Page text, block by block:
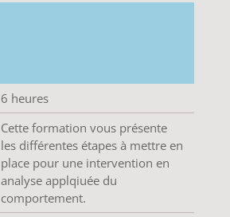
6 heures
Cette formation vous présente
les différentes étapes à mettre en
place pour une intervention en
analyse applqiuée du
comportement.